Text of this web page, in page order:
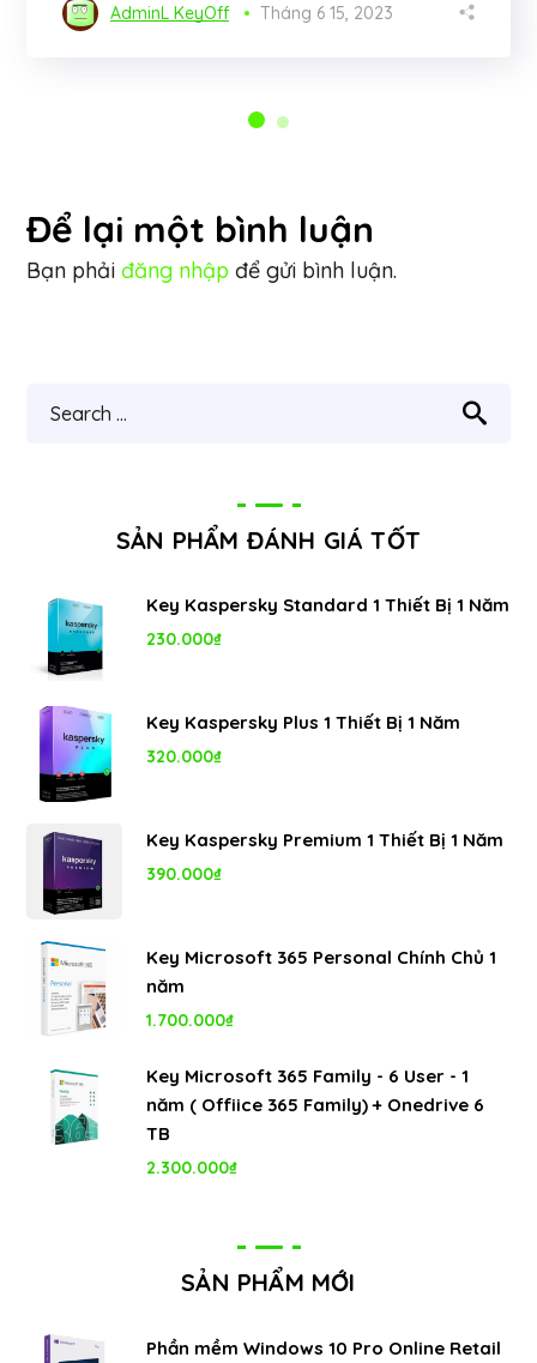
AdminL KeyOff Tháng 6 15, 2023
Để lại một bình luận
Bạn phảiđăng nhập để gửi bình luận.
SẢN PHẨM ĐÁNH GIÁ TỐT
Key Kaspersky Standard 1 Thiết Bị 1 Năm
230.000₫
Key Kaspersky Plus 1 Thiết Bị 1 Năm
320.000₫
Key Kaspersky Premium 1 Thiết Bị 1 Năm
390.000₫
Key Microsoft 365 Personal Chính Chủ 1
năm
1.700.000₫
Key Microsoft 365 Family - 6 User - 1
năm ( Offiice 365 Family) + Onedrive 6
TB
2.300.000₫
SẢN PHẨM MỚI
Phần mềm Windows 10 Pro Online Retail